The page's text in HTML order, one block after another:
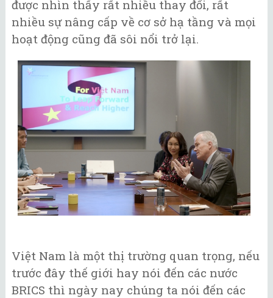
được nhìn thấy rất nhiều thay đổi, rất
nhiều sự nâng cấp về cơ sở hạ tầng và mọi
hoạt động cũng đã sôi nổi trở lại.
Việt Nam là một thị trường quan trọng, nếu
trước đây thế giới hay nói đến các nước
BRICS thì ngày nay chúng ta nói đến các